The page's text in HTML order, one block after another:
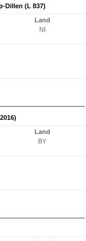
Dillen (L 837)
Land
NI
Land
BY